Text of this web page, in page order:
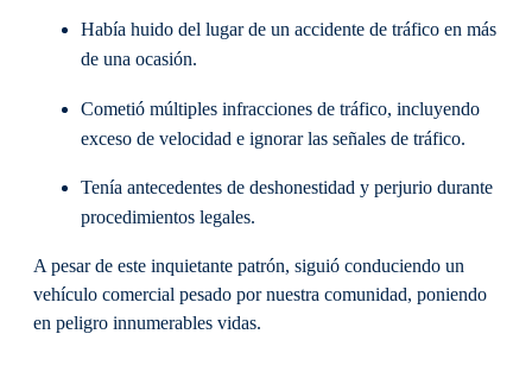
Había huido del lugar de un accidente de tráfico en más
de una ocasión.
Cometió múltiples infracciones de tráfico, incluyendo
exceso de velocidad e ignorar las señales de tráfico.
Tenía antecedentes de deshonestidad y perjurio durante
procedimientos legales.
A pesar de este inquietante patrón, siguió conduciendo un
vehículo comercial pesado por nuestra comunidad, poniendo
en peligro innumerables vidas.